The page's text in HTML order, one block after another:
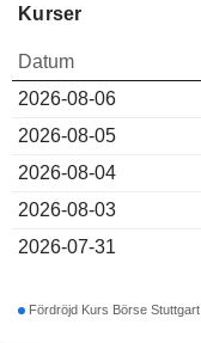
Kurser
Datum
2026-08-06
2026-08-05
2026-08-04
2026-08-03
2026-07-31
Fördröjd Kurs Börse Stuttgart